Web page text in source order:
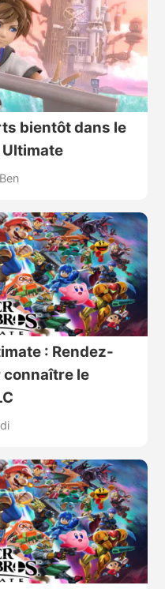
bientôt dans le
Ultimate
: Rendez-
connaître le